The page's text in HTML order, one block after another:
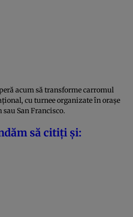
acum să transforme carromul
cu turnee organizate în orașe
San Francisco.
să citiți și: